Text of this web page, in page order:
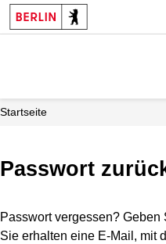
Startseite
Passwort
Passwort vergessen?
Sie erhalten eine E-Mail, mit